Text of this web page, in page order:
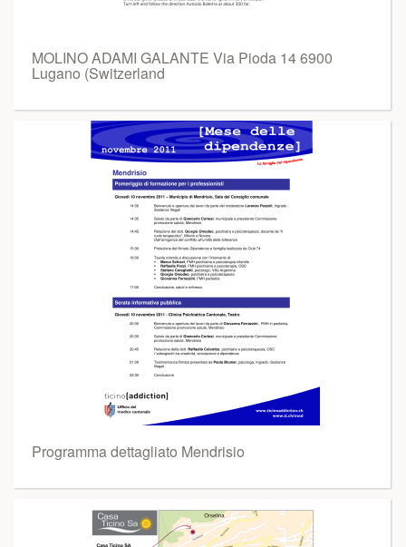
MOLINO ADAMI GALANTE Via Pioda 14 6900
Lugano (Switzerland
Programma dettagliato Mendrisio